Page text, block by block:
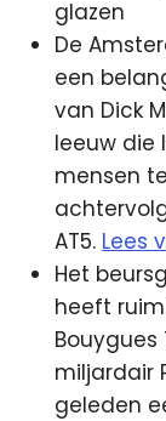
glazen
De
een
van Dick
leeuw die
mensen
AT5. Lees
Het
heeft
miljardair
geleden